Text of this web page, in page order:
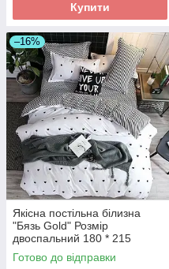
Купити
–16%
Якісна постільна білизна
"Бязь Gold" Розмір
двоспальний 180 * 215
Готово до відправки